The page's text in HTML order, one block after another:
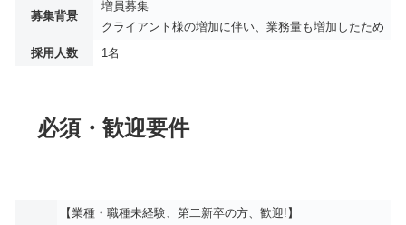
募集背景
増員募集
クライアント様の増加に伴い、業務量も増加したため
採用人数
1名
必須・歓迎要件
【業種・職種未経験、第二新卒の方、歓迎!】